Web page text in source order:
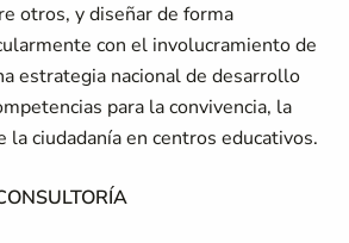
otros, y diseñar de forma
con el involucramiento de
estrategia nacional de desarrollo
para la convivencia, la
la ciudadanía en centros educativos.